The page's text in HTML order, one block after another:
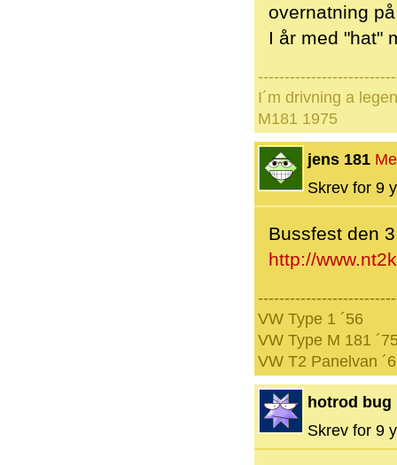
overnatning
I år med "hat"
I´m drivning a
M181 1975
jens 181
Skrev for 9
Bussfest den
http://
VW Type 1 ´56
VW Type M 181
VW T2 Panelvan
hotrod bug
Skrev for 9